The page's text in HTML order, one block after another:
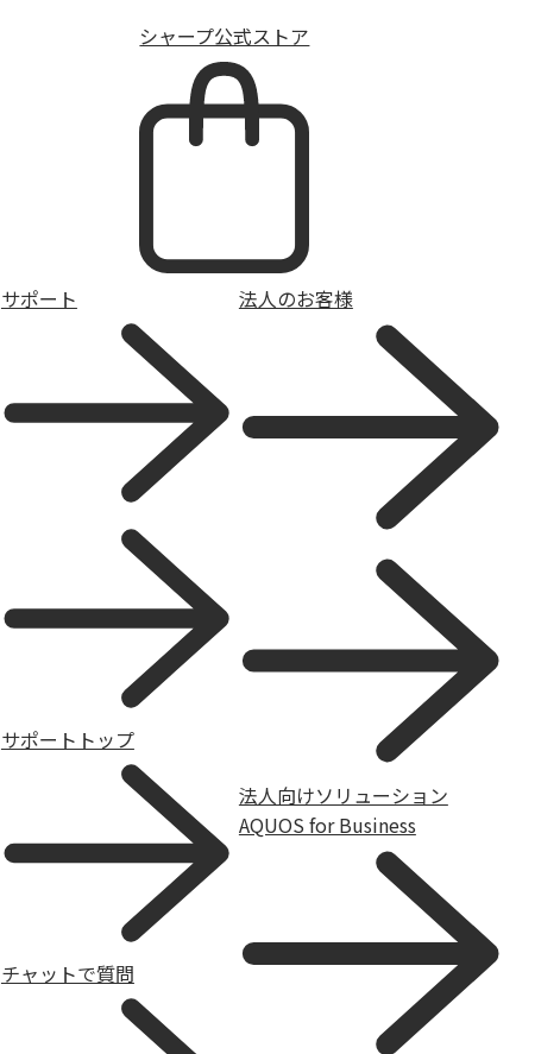
シャープ公式ストア
サポート
サポートトップ
チャットで質問
法人のお客様
法人向けソリューション
AQUOS for Business